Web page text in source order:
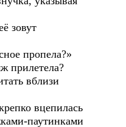
зовут
пропела?»
прилетела?
вблизи
вцепилась
паутинками